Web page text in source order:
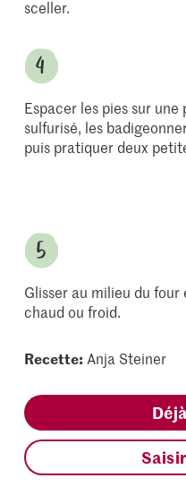
sceller.
Espacer les pies sur
sulfurisé, les
puis pratiquer deux
Glisser au milieu du
chaud ou froid.
Recette: Anja Steiner